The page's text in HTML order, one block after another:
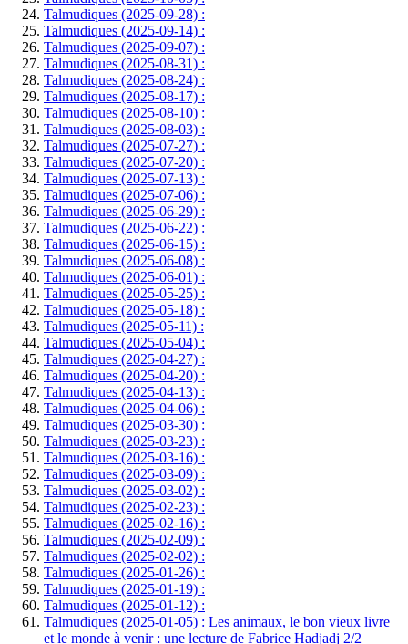
Talmudiques (2025-09-28) :
Talmudiques (2025-09-14) :
Talmudiques (2025-09-07) :
Talmudiques (2025-08-31) :
Talmudiques (2025-08-24) :
Talmudiques (2025-08-17) :
Talmudiques (2025-08-10) :
Talmudiques (2025-08-03) :
Talmudiques (2025-07-27) :
Talmudiques (2025-07-20) :
Talmudiques (2025-07-13) :
Talmudiques (2025-07-06) :
Talmudiques (2025-06-29) :
Talmudiques (2025-06-22) :
Talmudiques (2025-06-15) :
Talmudiques (2025-06-08) :
Talmudiques (2025-06-01) :
Talmudiques (2025-05-25) :
Talmudiques (2025-05-18) :
Talmudiques (2025-05-11) :
Talmudiques (2025-05-04) :
Talmudiques (2025-04-27) :
Talmudiques (2025-04-20) :
Talmudiques (2025-04-13) :
Talmudiques (2025-04-06) :
Talmudiques (2025-03-30) :
Talmudiques (2025-03-23) :
Talmudiques (2025-03-16) :
Talmudiques (2025-03-09) :
Talmudiques (2025-03-02) :
Talmudiques (2025-02-23) :
Talmudiques (2025-02-16) :
Talmudiques (2025-02-09) :
Talmudiques (2025-02-02) :
Talmudiques (2025-01-26) :
Talmudiques (2025-01-19) :
Talmudiques (2025-01-12) :
Talmudiques (2025-01-05) : Les animaux, le bon vieux livre
et le monde à venir : une lecture de Fabrice Hadjadj 2/2